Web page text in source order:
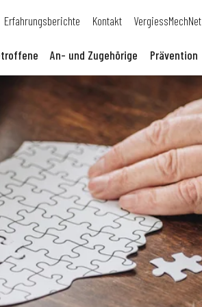
Erfahrungsberichte Kontakt VergiessMechNet
An- und Zugehörige Prävention